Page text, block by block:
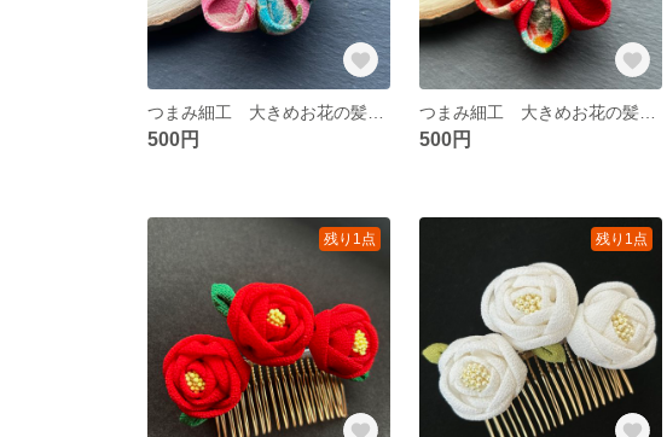
500円
つまみ細工 大きめお花の髪飾り 赤
500円
残り1点 残り1点